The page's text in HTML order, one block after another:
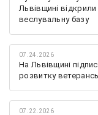
Львівщині
веслувальну базу
07.24.2026
На Львівщині
розвитку
07.22.2026